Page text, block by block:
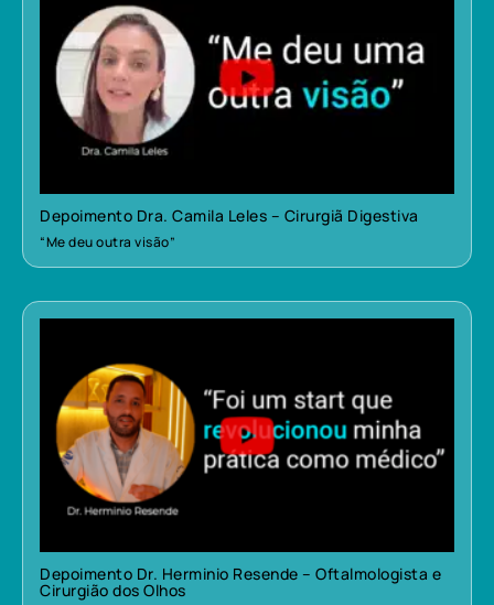
Depoimento Dra. Camila Leles – Cirurgiã Digestiva
“Me deu outra visão”
Depoimento Dr. Herminio Resende – Oftalmologista e
Cirurgião dos Olhos